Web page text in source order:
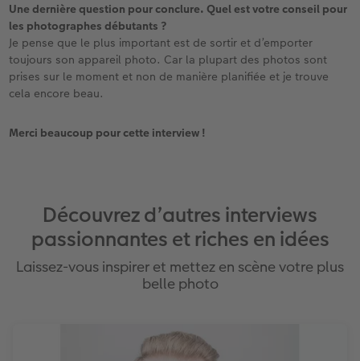
Une dernière question pour conclure. Quel est votre conseil pour
les photographes débutants ?
Je pense que le plus important est de sortir et d’emporter
toujours son appareil photo. Car la plupart des photos sont
prises sur le moment et non de manière planifiée et je trouve
cela encore beau.
Merci beaucoup pour cette interview !
Découvrez d’autres interviews
passionnantes et riches en idées
Laissez-vous inspirer et mettez en scène votre plus
belle photo